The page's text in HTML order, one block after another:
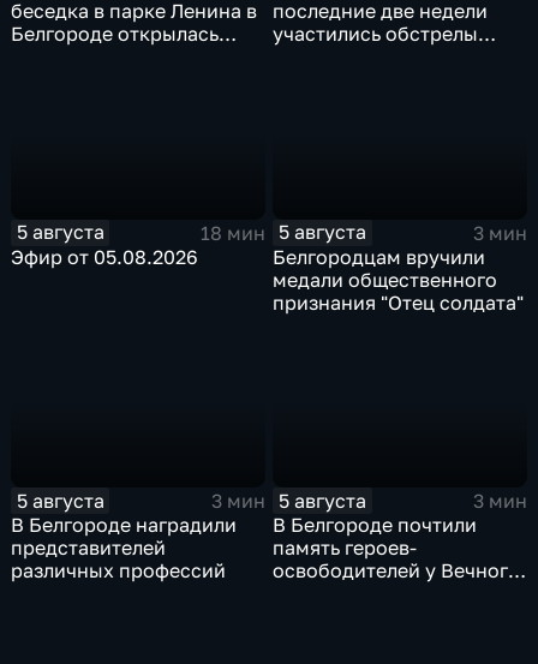
беседка в парке Ленина в
Белгороде открылась
последние две недели
участились обстрелы
5 августа
18 мин
Эфир от 05.08.2026
5 августа
3 мин
Белгородцам вручили
медали общественного
признания "Отец солдата"
5 августа
3 мин
В Белгороде наградили
представителей
различных профессий
5 августа
3 мин
В Белгороде почтили
память героев-
освободителей у Вечного